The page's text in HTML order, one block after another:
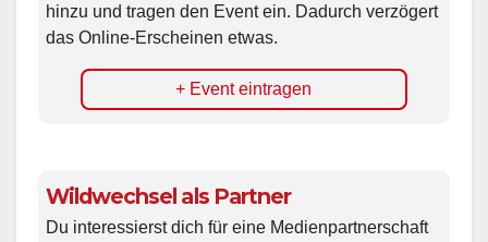
hinzu und tragen den Event ein. Dadurch verzögert
das Online-Erscheinen etwas.
+ Event eintragen
Wildwechsel als Partner
Du interessierst dich für eine Medienpartnerschaft